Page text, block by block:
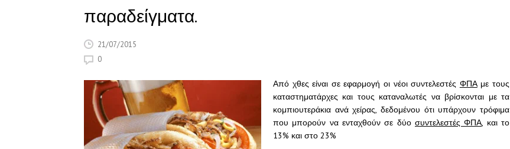
παραδείγματα.
21/07/2015
0
Από χθες είναι σε εφαρμογή οι νέοι συντελεστές ΦΠΑμε τους
καταστηματάρχες και τους καταναλωτές να βρίσκονται με τα
κομπιουτεράκια ανά χείρας, δεδομένου ότι υπάρχουν τρόφιμα
που μπορούν να ενταχθούν σε δύο συντελεστές ΦΠΑ, και το
13% και στο 23%